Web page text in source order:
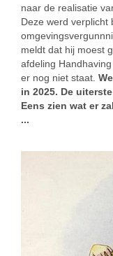
naar de realisatie
Deze werd verplicht
meldt dat hij moest
afdeling
er nog niet staat.
in 2025. De
Eens zien wat er
...